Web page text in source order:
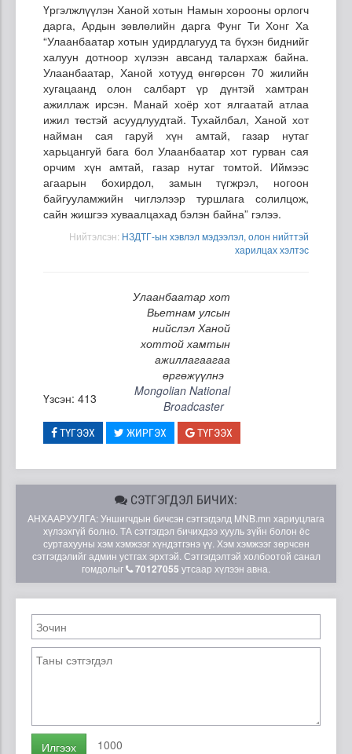
Үргэлжлүүлэн Ханой хотын Намын хорооны орлогч
дарга, Ардын зөвлөлийн дарга Фунг Ти Хонг Ха
“Улаанбаатар хотын удирдлагууд та бүхэн биднийг
халуун дотноор хүлээн авсанд талархаж байна.
Улаанбаатар, Ханой хотууд өнгөрсөн 70 жилийн
хугацаанд олон салбарт үр дүнтэй хамтран
ажиллаж ирсэн. Манай хоёр хот ялгаатай атлаа
ижил төстэй асуудлуудтай. Тухайлбал, Ханой хот
найман сая гаруй хүн амтай, газар нутаг
харьцангуй бага бол Улаанбаатар хот гурван сая
орчим хүн амтай, газар нутаг томтой. Иймээс
агаарын бохирдол, замын түгжрэл, ногоон
байгууламжийн чиглэлээр туршлага солилцож,
сайн жишгээ хуваалцахад бэлэн байна” гэлээ.
Нийтэлсэн: НЗДТГ-ын хэвлэл мэдээлэл, олон нийттэй
харилцах хэлтэс
Улаанбаатар хот
Вьетнам улсын
нийслэл Ханой
хоттой хамтын
ажиллагаагаа
өргөжүүлнэ
Үзсэн: 413
Mongolian National
Broadcaster
ТҮГЭЭХ ЖИРГЭХ ТҮГЭЭХ
СЭТГЭГДЭЛ БИЧИХ:
АНХААРУУЛГА: Уншигчдын бичсэн сэтгэгдэлд MNB.mn хариуцлага
хүлээхгүй болно. ТА сэтгэгдэл бичихдээ хууль зүйн болон ёс
суртахууны хэм хэмжээг хүндэтгэнэ үү. Хэм хэмжээг зөрчсөн
сэтгэгдэлийг админ устгах эрхтэй. Сэтгэгдэлтэй холбоотой санал
гомдолыг
70127055 утсаар хүлээн авна.
Илгээх 1000